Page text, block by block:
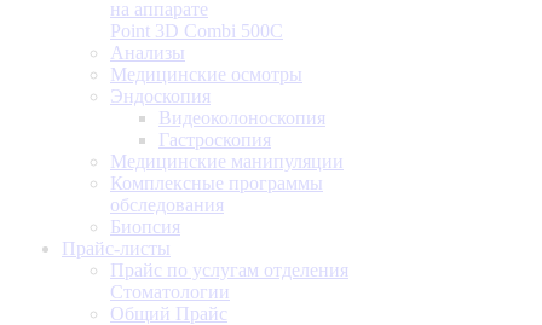
на аппарате
Point 3D Combi 500C
Анализы
Медицинские осмотры
Эндоскопия
Видеоколоноскопия
Гастроскопия
Медицинские манипуляции
Комплексные программы
обследования
Биопсия
Прайс-листы
Прайс по услугам отделения
Стоматологии
Общий Прайс